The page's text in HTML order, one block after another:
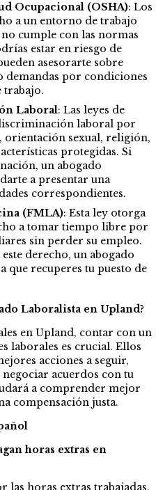
Ocupacional (OSHA): Los
a un entorno de trabajo
cumple con las normas
estar en riesgo de
asesorarte sobre
demandas por condiciones
trabajo.
Laboral: Las leyes de
laboral por
orientación sexual, religión,
protegidas. Si
un abogado
a presentar una
correspondientes.
(FMLA): Esta ley otorga
a tomar tiempo libre por
sin perder su empleo.
derecho, un abogado
que recuperes tu puesto de
Laboralista en Upland?
en Upland, contar con un
laborales es crucial. Ellos
acciones a seguir,
acuerdos con tu
a comprender mejor
compensación justa.
horas extras en
las horas extras trabajadas,